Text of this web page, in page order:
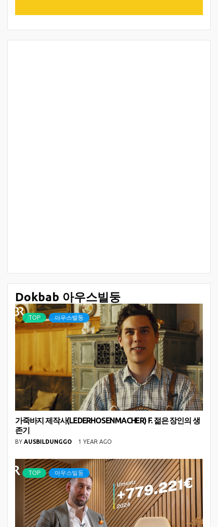
Dokbab 아우스빌둥
TOP 아우스빌둥
가죽바지 제작사(LEDERHOSENMACHER) F. 젊은 장인의 생
존기
BY AUSBILDUNGGO 1 YEAR AGO
TOP 아우스빌둥